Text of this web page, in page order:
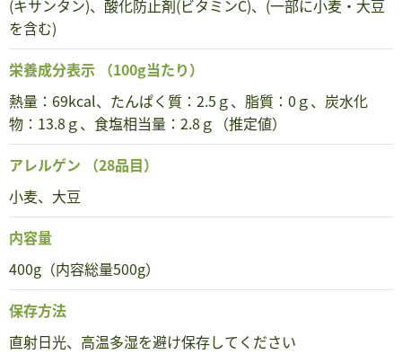
(キサンタン)、酸化防止剤(ビタミンC)、(一部に小麦・大豆
を含む)
栄養成分表示 （100g当たり）
熱量：69kcal、たんぱく質：2.5ｇ、脂質：0ｇ、炭水化
物：13.8ｇ、食塩相当量：2.8ｇ（推定値）
アレルゲン （28品目）
小麦、大豆
内容量
400g（内容総量500g）
保存方法
直射日光、高温多湿を避け保存してください